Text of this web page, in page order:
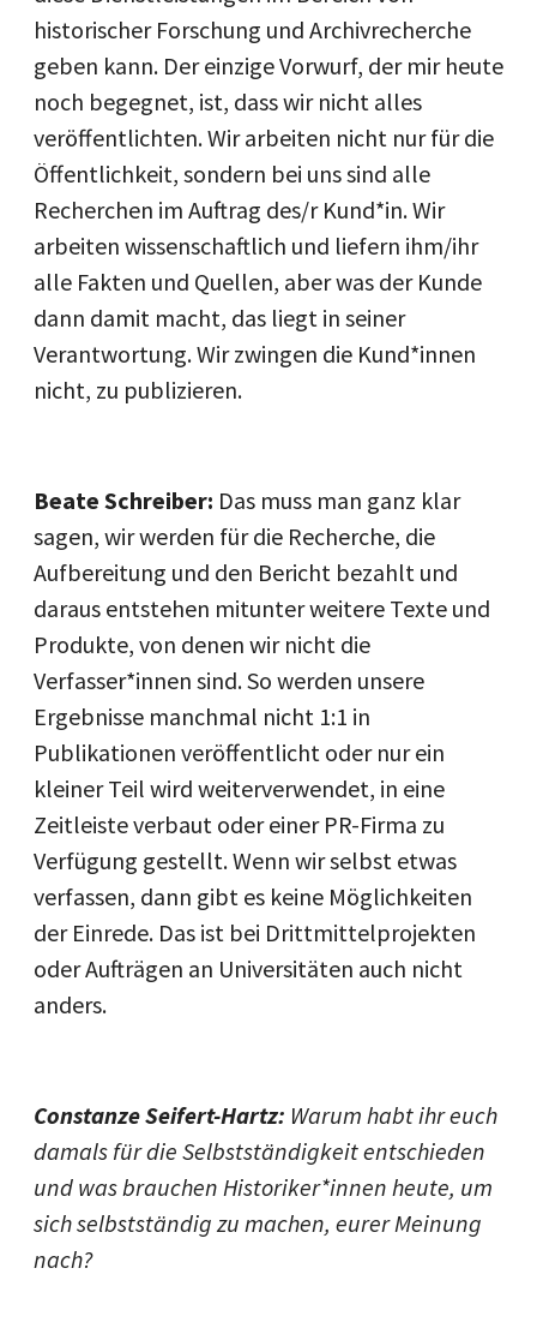
historischer Forschung und Archivrecherche
geben kann. Der einzige Vorwurf, der mir heute
noch begegnet, ist, dass wir nicht alles
veröffentlichten. Wir arbeiten nicht nur für die
Öffentlichkeit, sondern bei uns sind alle
Recherchen im Auftrag des/r Kund*in. Wir
arbeiten wissenschaftlich und liefern ihm/ihr
alle Fakten und Quellen, aber was der Kunde
dann damit macht, das liegt in seiner
Verantwortung. Wir zwingen die Kund*innen
nicht, zu publizieren.
Beate Schreiber: Das muss man ganz klar
sagen, wir werden für die Recherche, die
Aufbereitung und den Bericht bezahlt und
daraus entstehen mitunter weitere Texte und
Produkte, von denen wir nicht die
Verfasser*innen sind. So werden unsere
Ergebnisse manchmal nicht 1:1 in
Publikationen veröffentlicht oder nur ein
kleiner Teil wird weiterverwendet, in eine
Zeitleiste verbaut oder einer PR-Firma zu
Verfügung gestellt. Wenn wir selbst etwas
verfassen, dann gibt es keine Möglichkeiten
der Einrede. Das ist bei Drittmittelprojekten
oder Aufträgen an Universitäten auch nicht
anders.
Constanze Seifert-Hartz: Warum habt ihr euch
damals für die Selbstständigkeit entschieden
und was brauchen Historiker*innen heute, um
sich selbstständig zu machen, eurer Meinung
nach?